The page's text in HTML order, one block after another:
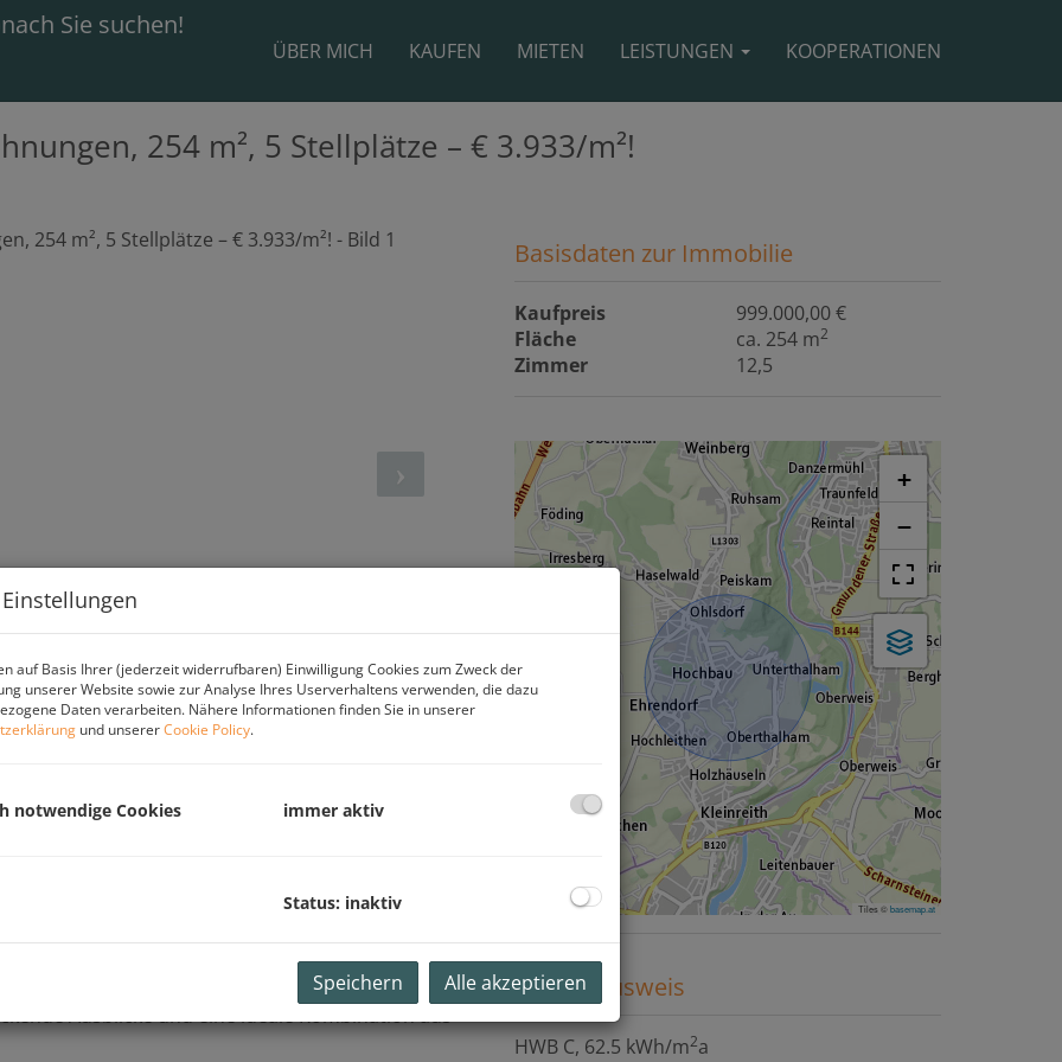
ÜBER MICH KAUFEN MIETEN LEISTUNGEN KOOPERATIONEN
254 m², 5 Stellplätze – € 3.933/m²!
Alpenvorlands
zum Paketpreis von € 999.000
der malerischen Landschaft des
wir Ihnen zwei großzügige, teilsanierte
als attraktives Gesamtpaket an. Dieses
Ausblicke und eine ideale Kombination aus
Basisdaten zur Immobilie
Kaufpreis
999.000,00 €
Fläche
ca. 254 m2
Zimmer 12,5
+
−
Tiles ©basemap.at
Energieausweis
HWB C, 62.5 kWh/m2a
auf Basis Ihrer (jederzeit widerrufbaren) Einwilligung Cookies zum Zweck der
unserer Website sowie zur Analyse Ihres Userverhaltens verwenden, die dazu
Daten verarbeiten. Nähere Informationen finden Sie in unserer
und unsererCookie Policy.
notwendige Cookies immer aktiv
Status: inaktiv
Speichern Alle akzeptieren